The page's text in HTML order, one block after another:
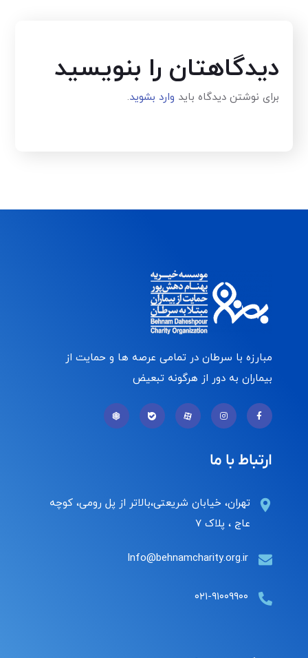
دیدگاهتان را بنویسید
برای نوشتن دیدگاه باید وارد بشوید.
مبارزه با سرطان در تمامی عرصه ها و حمایت از
بیماران به دور از هرگونه تبعیض
ارتباط با ما
تهران، خیابان شریعتی،بالاتر از پل رومی، کوچه
عاج ، پلاک ۷
Info@behnamcharity.org.ir
۰۲۱-۹۱۰۰۹۹۰۰